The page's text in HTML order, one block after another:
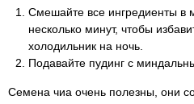
Смешайте все ингредиенты в
несколько минут, чтобы
холодильник на ночь.
Подавайте пудинг с
Семена чиа очень полезны, они